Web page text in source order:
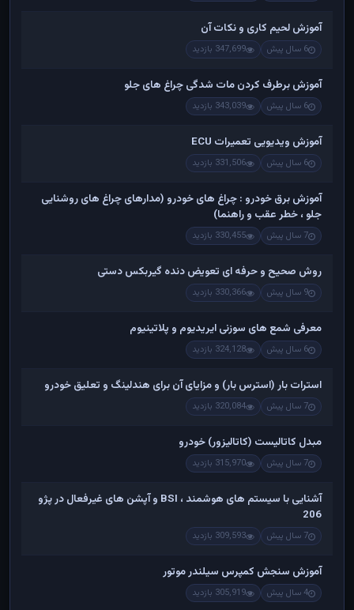
آموزش لحیم کاری و نکات آن
6 سال پیش 347,699 بازدید
آموزش برطرف کردن مات شدگی چراغ های جلو
6 سال پیش 343,039 بازدید
آموزش ویدیویی تعمیرات ECU
6 سال پیش 331,506 بازدید
آموزش برق خودرو : چراغ های خودرو (مدارهای چراغ های روشنایی
جلو ، خطر عقب و راهنما)
7 سال پیش 330,455 بازدید
روش صحیح و حرفه ای تعویض دنده گیربکس دستی
9 سال پیش 330,366 بازدید
معرفی شمع های سوزنی ایریدیوم و پلاتینیوم
6 سال پیش 324,128 بازدید
استرات بار (استرس بار) و مزایای آن برای هندلینگ و تعلیق خودرو
7 سال پیش 320,084 بازدید
مبدل کاتالیست (کاتالیزور) خودرو
7 سال پیش 315,970 بازدید
آشنایی با سیستم های هوشمند ، BSI و آپشن های غیرفعال در پژو
206
7 سال پیش 309,593 بازدید
آموزش سنجش کمپرس سیلندر موتور
4 سال پیش 305,919 بازدید